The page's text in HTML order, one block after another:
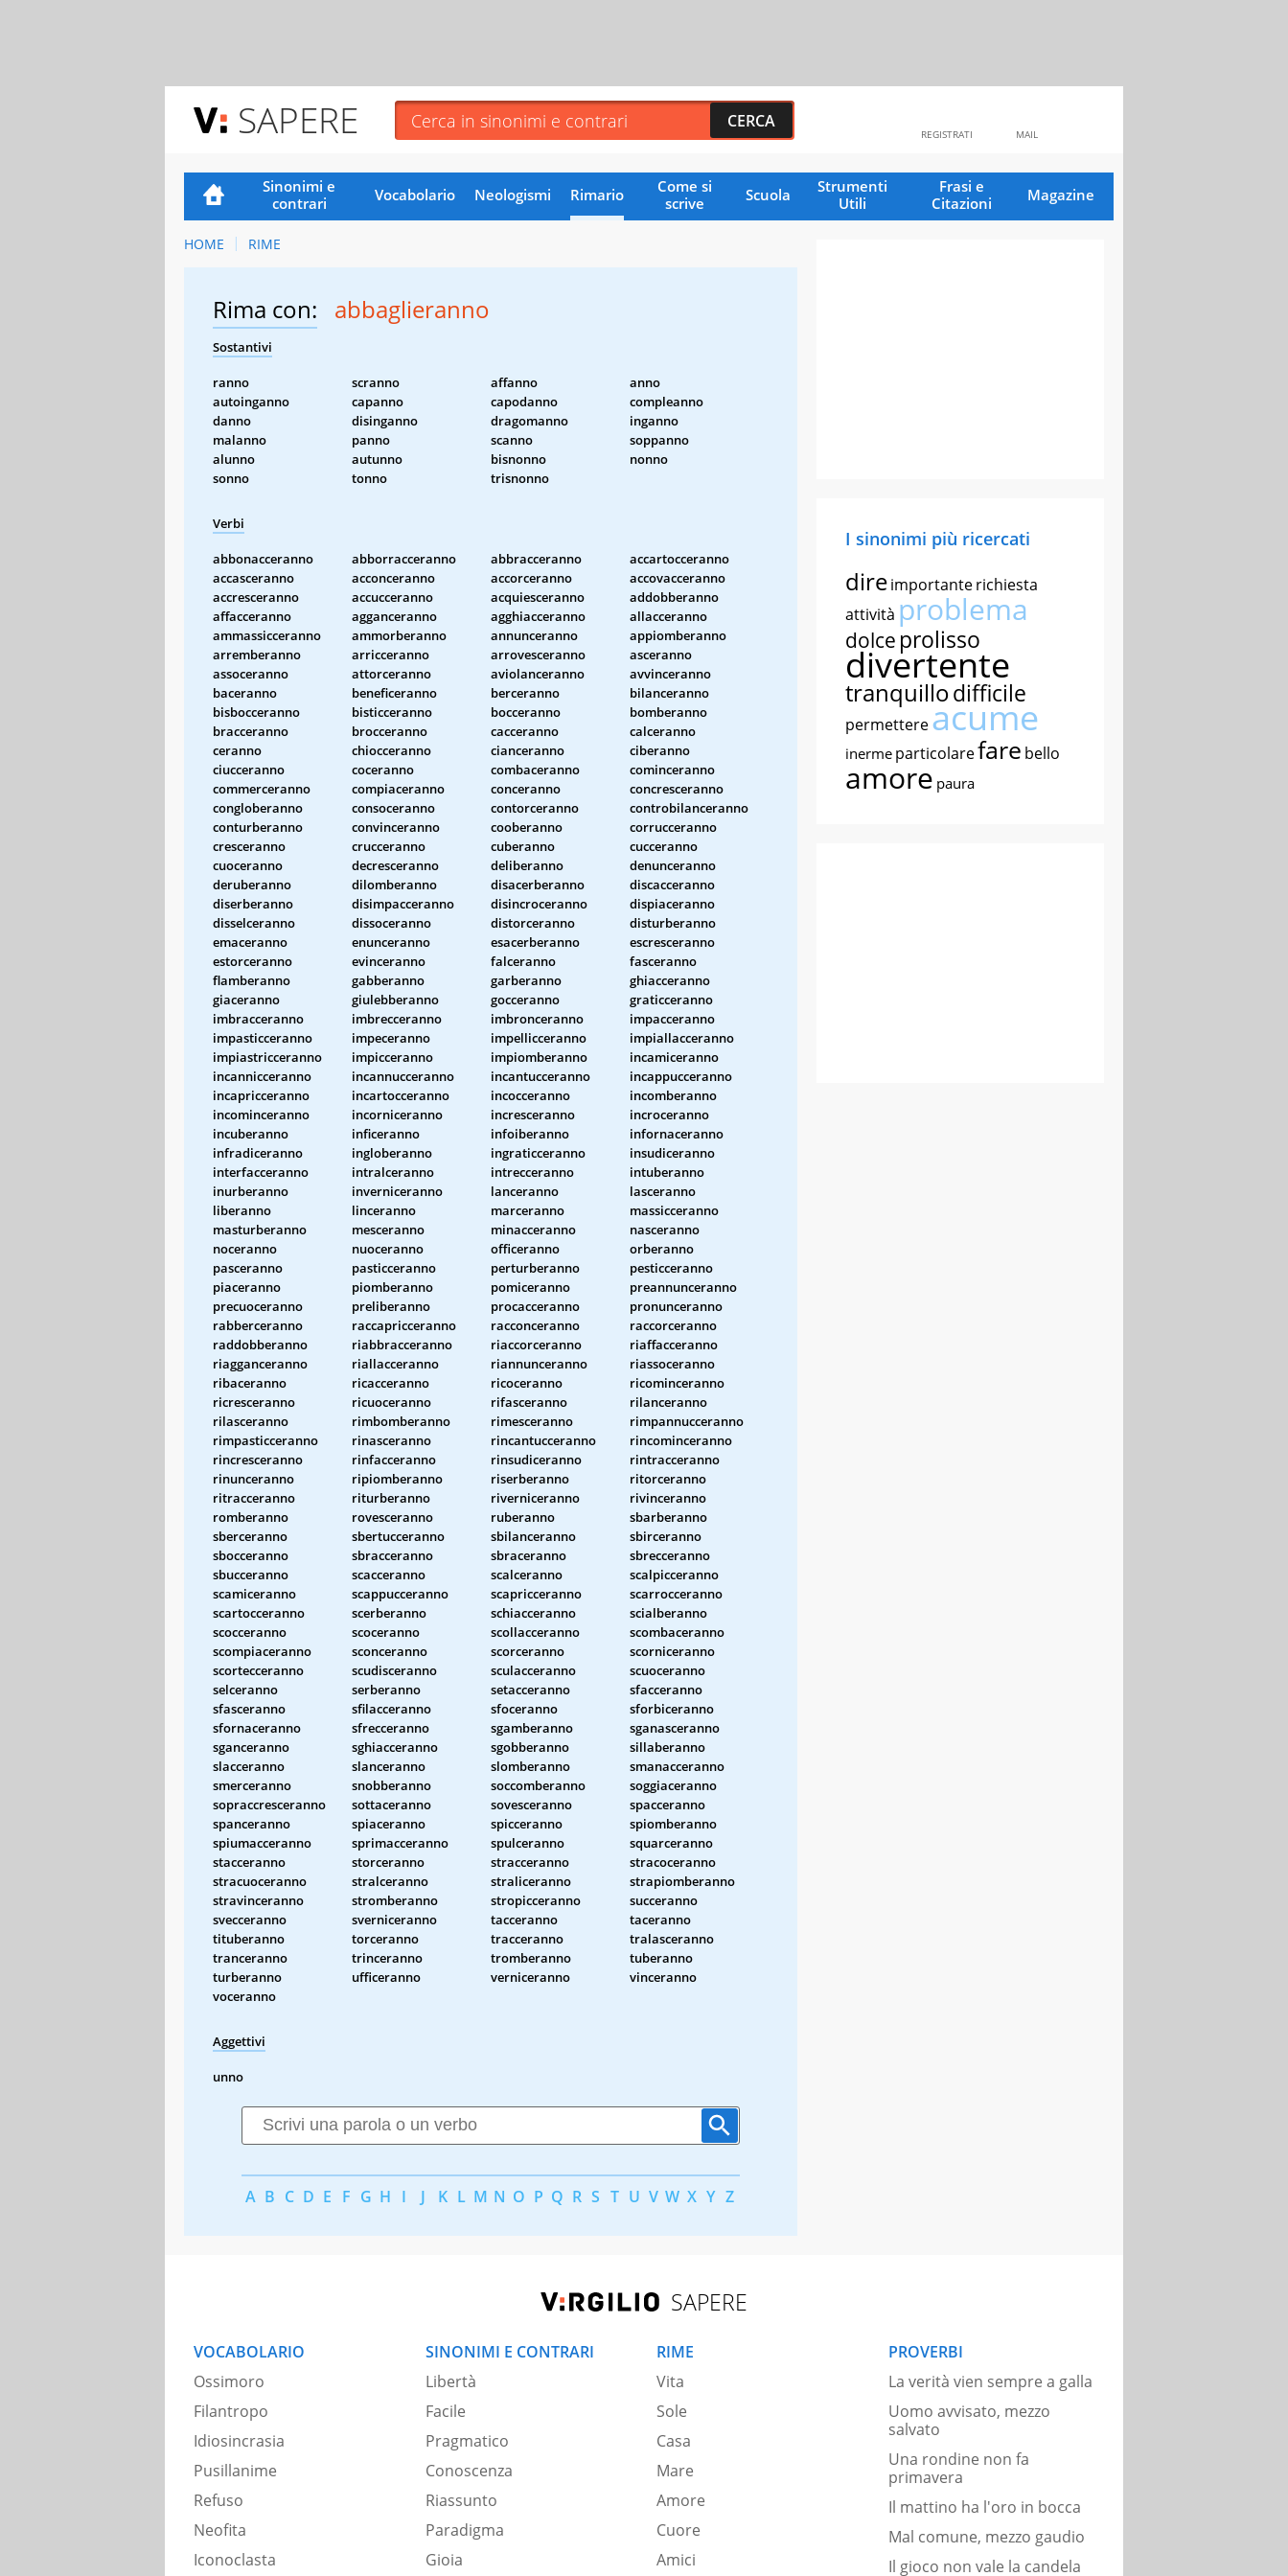
SAPERE MAIL
REGISTRATI
Sinonimi e
contrari
Vocabolario Neologismi Rimario
Come si
scrive
Scuola
Strumenti
Utili
Frasi e
Citazioni
Magazine
HOME RIME
Rima con: abbaglieranno
Sostantivi
ranno scranno affanno
anno
autoinganno
capanno capodanno
compleanno
danno
disinganno dragomanno
inganno
malanno
panno scanno
soppanno
alunno
autunno bisnonno
nonno
sonno
tonno trisnonno
Verbi
abbonacceranno abborracceranno abbracceranno
accartocceranno
accasceranno
acconceranno accorceranno
accovacceranno
accresceranno
accucceranno acquiesceranno
addobberanno
affacceranno
agganceranno agghiacceranno
allacceranno
ammassicceranno
ammorberanno annunceranno
appiomberanno
arremberanno
arricceranno arrovesceranno
asceranno
assoceranno
attorceranno aviolanceranno
avvinceranno
baceranno
beneficeranno berceranno
bilanceranno
bisbocceranno
bisticceranno bocceranno
bomberanno
bracceranno
brocceranno cacceranno
calceranno
ceranno
chiocceranno cianceranno
ciberanno
ciucceranno
coceranno combaceranno
cominceranno
commerceranno
compiaceranno conceranno
concresceranno
congloberanno
consoceranno contorceranno
controbilanceranno
conturberanno
convinceranno cooberanno
corrucceranno
cresceranno
crucceranno cuberanno
cucceranno
cuoceranno
decresceranno deliberanno
denunceranno
deruberanno
dilomberanno disacerberanno
discacceranno
diserberanno
disimpacceranno disincroceranno
dispiaceranno
disselceranno
dissoceranno distorceranno
disturberanno
emaceranno
enunceranno esacerberanno
escresceranno
estorceranno
evinceranno falceranno
fasceranno
flamberanno
gabberanno garberanno
ghiacceranno
giaceranno
giulebberanno gocceranno
graticceranno
imbracceranno
imbrecceranno imbronceranno
impacceranno
impasticceranno
impeceranno impellicceranno
impiallacceranno
impiastricceranno
impicceranno impiomberanno
incamiceranno
incannicceranno
incannucceranno incantucceranno
incappucceranno
incapricceranno
incartocceranno incocceranno
incomberanno
incominceranno
incorniceranno incresceranno
incroceranno
incuberanno
inficeranno infoiberanno
infornaceranno
infradiceranno
ingloberanno ingraticceranno
insudiceranno
interfacceranno
intralceranno intrecceranno
intuberanno
inurberanno
inverniceranno lanceranno
lasceranno
liberanno
linceranno marceranno
massicceranno
masturberanno
mesceranno minacceranno
nasceranno
noceranno
nuoceranno officeranno
orberanno
pasceranno
pasticceranno perturberanno
pesticceranno
piaceranno
piomberanno pomiceranno
preannunceranno
precuoceranno
preliberanno procacceranno
pronunceranno
rabberceranno
raccapricceranno racconceranno
raccorceranno
raddobberanno
riabbracceranno riaccorceranno
riaffacceranno
riagganceranno
riallacceranno riannunceranno
riassoceranno
ribaceranno
ricacceranno ricoceranno
ricominceranno
ricresceranno
ricuoceranno rifasceranno
rilanceranno
rilasceranno
rimbomberanno rimesceranno
rimpannucceranno
rimpasticceranno
rinasceranno rincantucceranno
rincominceranno
rincresceranno
rinfacceranno rinsudiceranno
rintracceranno
rinunceranno
ripiomberanno riserberanno
ritorceranno
ritracceranno
riturberanno riverniceranno
rivinceranno
romberanno
rovesceranno ruberanno
sbarberanno
sberceranno
sbertucceranno sbilanceranno
sbirceranno
sbocceranno
sbracceranno sbraceranno
sbrecceranno
sbucceranno
scacceranno scalceranno
scalpicceranno
scamiceranno
scappucceranno scapricceranno
scarrocceranno
scartocceranno
scerberanno schiacceranno
scialberanno
scocceranno
scoceranno scollacceranno
scombaceranno
scompiaceranno
sconceranno scorceranno
scorniceranno
scortecceranno
scudisceranno sculacceranno
scuoceranno
selceranno
serberanno setacceranno
sfacceranno
sfasceranno
sfilacceranno sfoceranno
sforbiceranno
sfornaceranno
sfrecceranno sgamberanno
sganasceranno
sganceranno
sghiacceranno sgobberanno
sillaberanno
slacceranno
slanceranno slomberanno
smanacceranno
smerceranno
snobberanno soccomberanno
soggiaceranno
sopraccresceranno
sottaceranno sovesceranno
spacceranno
spanceranno
spiaceranno spicceranno
spiomberanno
spiumacceranno
sprimacceranno spulceranno
squarceranno
stacceranno
storceranno stracceranno
stracoceranno
stracuoceranno
stralceranno straliceranno
strapiomberanno
stravinceranno
stromberanno stropicceranno
succeranno
svecceranno
sverniceranno tacceranno
taceranno
tituberanno
torceranno tracceranno
tralasceranno
tranceranno
trinceranno tromberanno
tuberanno
turberanno
ufficeranno verniceranno
vinceranno
voceranno
Aggettivi
unno
A B C D E F G H I J K L M N O P Q R S T U V W X Y Z
I sinonimi più ricercati
direimportanterichiesta
attività problema
dolce prolisso
divertente
tranquillodifficile
permettereacume
inerme particolarefare bello
amore paura
SAPERE
VOCABOLARIO
Ossimoro
Filantropo
Idiosincrasia
Pusillanime
Refuso
Neofita
Iconoclasta
SINONIMI E CONTRARI
Libertà
Facile
Pragmatico
Conoscenza
Riassunto
Paradigma
Gioia
RIME
Vita
Sole
Casa
Mare
Amore
Cuore
Amici
PROVERBI
La verità vien sempre a galla
Uomo avvisato, mezzo
salvato
Una rondine non fa
primavera
Il mattino ha l'oro in bocca
Mal comune, mezzo gaudio
Il gioco non vale la candela